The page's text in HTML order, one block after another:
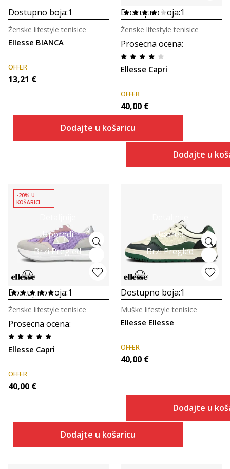
Dostupno boja:1
Ellesse BIANCA
Ženske lifestyle tenisice
OFFER
13,21 €
Dodajte u košaricu
Dostupno boja:1
Prosecna ocena:
Ellesse Capri
Ženske lifestyle tenisice
OFFER
40,00 €
Dodajte u
Uporedi
Brzi Pregled
-20% U
KOŠARICI
Dostupno boja:1
Prosecna ocena:
Ellesse Capri
Ženske lifestyle tenisice
OFFER
40,00 €
Dodajte u košaricu
Uporedi
Brzi Pregled
Dostupno boja:1
Ellesse Ellesse
Muške lifestyle tenisice
OFFER
40,00 €
Dodajte u